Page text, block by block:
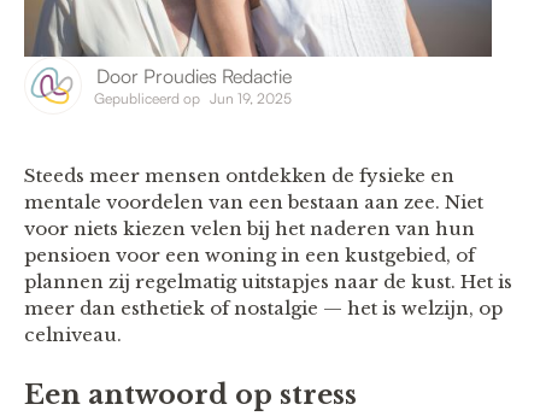
Door Proudies Redactie
Gepubliceerd op Jun 19, 2025
Steeds meer mensen ontdekken de fysieke en
mentale voordelen van een bestaan aan zee. Niet
voor niets kiezen velen bij het naderen van hun
pensioen voor een woning in een kustgebied, of
plannen zij regelmatig uitstapjes naar de kust. Het is
meer dan esthetiek of nostalgie — het is welzijn, op
celniveau.
Een antwoord op stress